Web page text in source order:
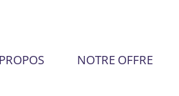
NOTRE OFFRE